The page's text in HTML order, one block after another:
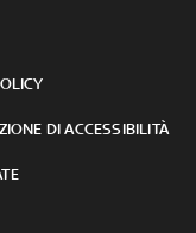
DI ACCESSIBILITÀ